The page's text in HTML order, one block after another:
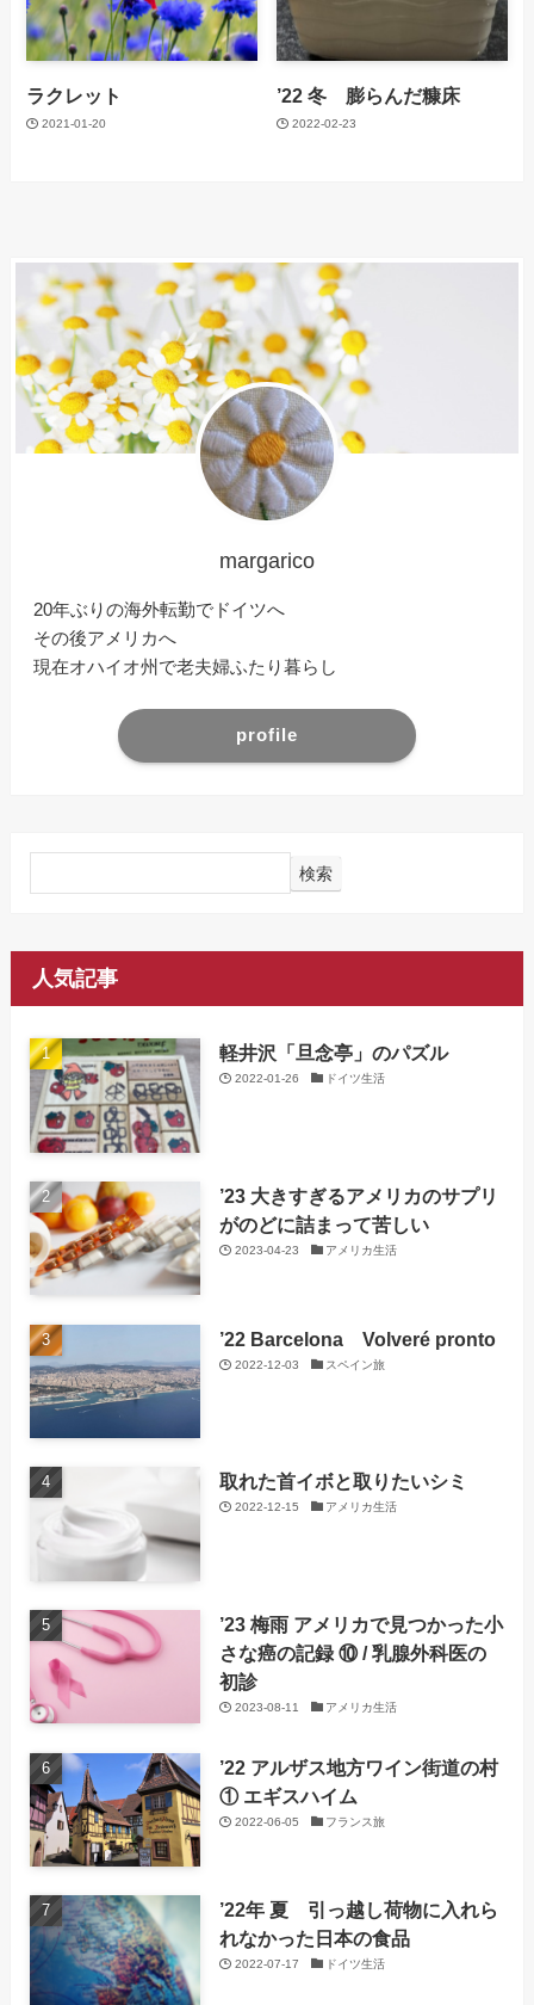
ラクレット
2021-01-20
’22 冬 膨らんだ糠床
2022-02-23
margarico
20年ぶりの海外転勤でドイツへ
その後アメリカへ
現在オハイオ州で老夫婦ふたり暮らし
profile
検索
人気記事
軽井沢「旦念亭」のパズル
2022-01-26 ドイツ生活
’23 大きすぎるアメリカのサプリ
がのどに詰まって苦しい
2023-04-23 アメリカ生活
’22 Barcelona Volveré pronto
2022-12-03 スペイン旅
取れた首イボと取りたいシミ
2022-12-15 アメリカ生活
’23 梅雨 アメリカで見つかった小
さな癌の記録 ⑩ / 乳腺外科医の
初診
2023-08-11 アメリカ生活
’22 アルザス地方ワイン街道の村
① エギスハイム
2022-06-05 フランス旅
’22年 夏 引っ越し荷物に入れら
れなかった日本の食品
2022-07-17 ドイツ生活